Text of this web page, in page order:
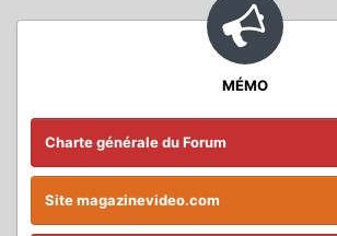
MÉMO
Charte générale du Forum
Site magazinevideo.com